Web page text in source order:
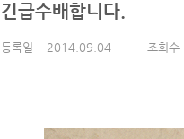
긴급수배합니다.
등록일 2014.09.04 조회수